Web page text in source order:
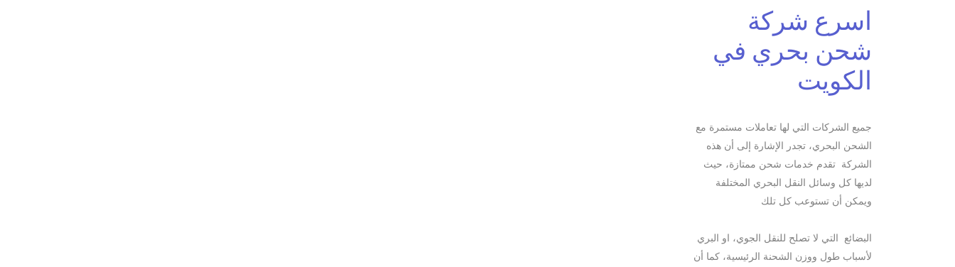
اسرع شركة
شحن بحري في
الكويت
جميع الشركات التي لها تعاملات مستمرة مع
الشحن البحري، تجدر الإشارة إلى أن هذه
الشركة تقدم خدمات شحن ممتازة، حيث
لديها كل وسائل النقل البحري المختلفة
ويمكن أن تستوعب كل تلك
البضائع التي لا تصلح للنقل الجوي، او البري
لأسباب طول ووزن الشحنة الرئيسية، كما أن